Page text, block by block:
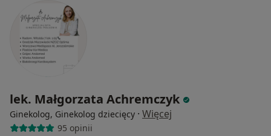
lek. Małgorzata Achremczyk
Ginekolog, Ginekolog dziecięcy · Więcej
95 opinii